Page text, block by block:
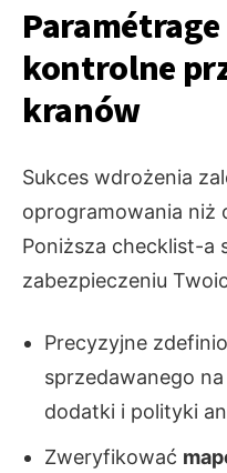
kontrolne
kranów
Sukces wdrożenia
oprogramowania niż
Poniższa checklist-a
zabezpieczeniu
Precyzyjne
sprzedawanego
dodatki i polityki
Zweryfikować